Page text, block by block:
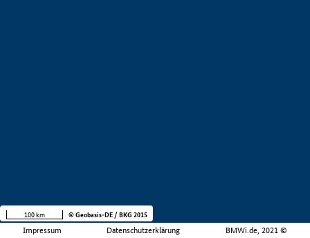
Impressum Datenschutzerklärung BMWi.de, 2021 ©
100 km © Geobasis-DE / BKG 2015